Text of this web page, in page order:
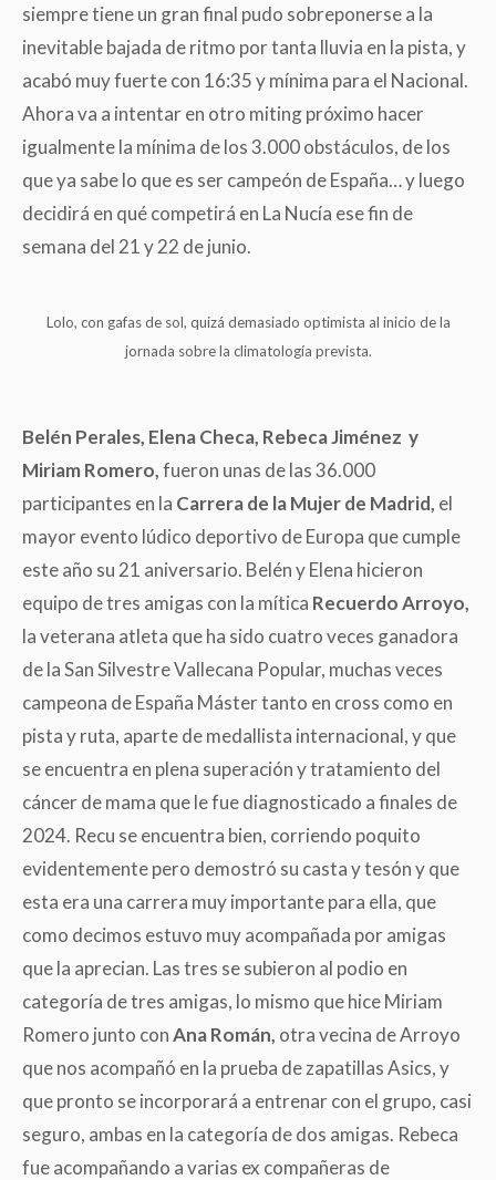
siempre tiene un gran final pudo sobreponerse a la
inevitable bajada de ritmo por tanta lluvia en la pista, y
acabó muy fuerte con 16:35 y mínima para el Nacional.
Ahora va a intentar en otro miting próximo hacer
igualmente la mínima de los 3.000 obstáculos, de los
que ya sabe lo que es ser campeón de España… y luego
decidirá en qué competirá en La Nucía ese fin de
semana del 21 y 22 de junio.
Lolo, con gafas de sol, quizá demasiado optimista al inicio de la
jornada sobre la climatología prevista.
Belén Perales, Elena Checa, Rebeca Jiménez y
Miriam Romero,fueron unas de las 36.000
participantes en la Carrera de la Mujer de Madrid, el
mayor evento lúdico deportivo de Europa que cumple
este año su 21 aniversario. Belén y Elena hicieron
equipo de tres amigas con la mítica Recuerdo Arroyo,
la veterana atleta que ha sido cuatro veces ganadora
de la San Silvestre Vallecana Popular, muchas veces
campeona de España Máster tanto en cross como en
pista y ruta, aparte de medallista internacional, y que
se encuentra en plena superación y tratamiento del
cáncer de mama que le fue diagnosticado a finales de
2024. Recu se encuentra bien, corriendo poquito
evidentemente pero demostró su casta y tesón y que
esta era una carrera muy importante para ella, que
como decimos estuvo muy acompañada por amigas
que la aprecian. Las tres se subieron al podio en
categoría de tres amigas, lo mismo que hice Miriam
Romero junto conAna Román, otra vecina de Arroyo
que nos acompañó en la prueba de zapatillas Asics, y
que pronto se incorporará a entrenar con el grupo, casi
seguro, ambas en la categoría de dos amigas. Rebeca
fue acompañando a varias ex compañeras de